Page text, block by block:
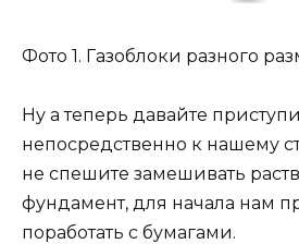
Фото 1. Газоблоки разного
Ну а теперь давайте
непосредственно к нашему
не спешите замешивать
фундамент, для начала нам
поработать с бумагами.